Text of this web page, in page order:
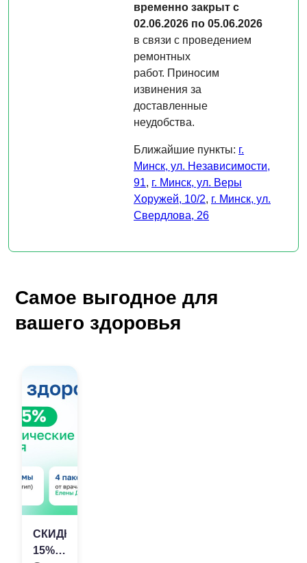
временно закрыт с
02.06.2026 по 05.06.2026
в связи с проведением
ремонтных
работ. Приносим
извинения за
доставленные
неудобства.
Ближайшие пункты: г.
Минск, ул. Независимости,
91, г. Минск, ул. Веры
Хоружей, 10/2, г. Минск, ул.
Свердлова, 26
Самое выгодное для
вашего здоровья
СКИДКА
15%